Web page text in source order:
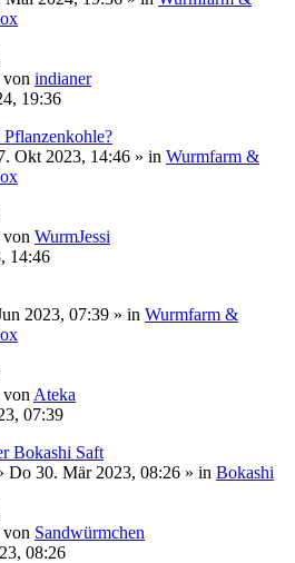
von indianer
19:36
Okt 2023, 14:46 » in Wurmfarm &
von WurmJessi
14:46
2023, 07:39 » in Wurmfarm &
von Ateka
07:39
Bokashi Saft
Do 30. Mär 2023, 08:26 » in Bokashi
von Sandwürmchen
08:26